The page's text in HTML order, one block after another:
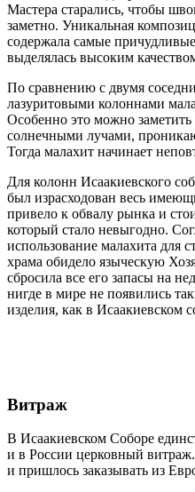
Мастера старались, чтобы
заметно. Уникальная
содержала самые
выделялась высоким
По сравнению с двумя
лазуритовыми колоннами
Особенно это можно
солнечными лучами,
Тогда малахит начинает
Для колонн Исаакиевского
был израсходован весь
привело к обвалу рынка и
который стало невыгодно.
использование малахита для
храма обидело языческую
сбросила все его запасы на
нигде в мире не появились
изделия, как в Исаакиевском
Витраж
В Исаакиевском Соборе
и в России церковный
и пришлось заказывать из